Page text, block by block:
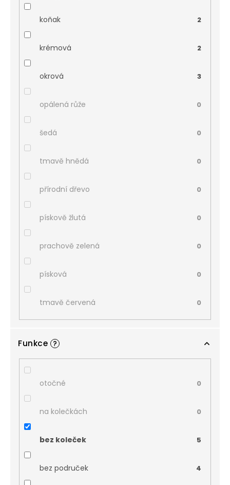
koňak 2
krémová 2
okrová 3
opálená růže 0
šedá 0
tmavě hnědá 0
přírodní dřevo 0
pískově žlutá 0
prachově zelená 0
písková 0
tmavě červená 0
Funkce ?
otočné 0
na kolečkách 0
bez koleček 5
bez područek 4